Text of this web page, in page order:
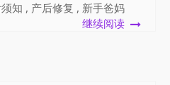
知 , 产后修复 , 新手爸妈
继续阅读